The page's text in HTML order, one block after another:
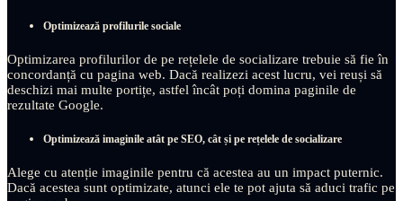
Optimizează profilurile sociale
Optimizarea profilurilor de pe rețelele de socializare trebuie să fie în
concordanță cu pagina web. Dacă realizezi acest lucru, vei reuși să
deschizi mai multe portițe, astfel încât poți domina paginile de
rezultate Google.
Optimizează imaginile atât pe SEO, cât și pe rețelele de socializare
Alege cu atenție imaginile pentru că acestea au un impact puternic.
Dacă acestea sunt optimizate, atunci ele te pot ajuta să aduci trafic pe